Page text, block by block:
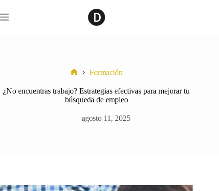
al
contenido
Formación
¿No encuentras trabajo? Estrategias efectivas para mejorar tu
búsqueda de empleo
agosto 11, 2025